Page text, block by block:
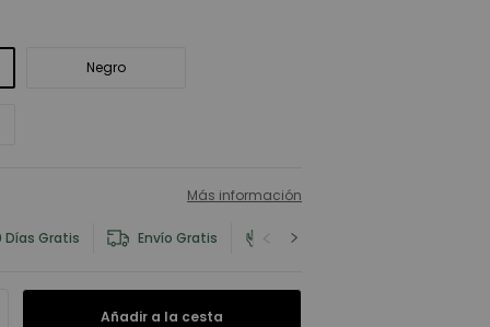
Negro
Más información
Días Gratis Envío Gratis Información del Producto y
Añadir a la cesta